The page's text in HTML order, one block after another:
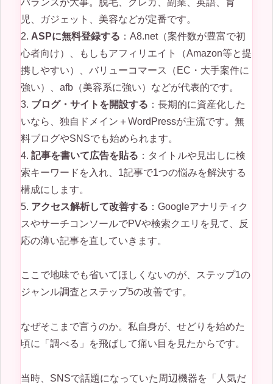
児、ガジェット、美容などが定番です。
2. ASPに無料登録する ：A8.net（案件数が豊富で初
心者向け）、もしもアフィリエイト（Amazon等と提
携しやすい）、バリューコマース（EC・大手案件に
強い）、afb（美容系に強い）などが代表的です。
3. ブログ・サイトを開設する ：長期的に資産化した
いなら、独自ドメイン＋WordPressが主流です。無
料ブログやSNSでも始められます。
4. 記事を書いて広告を貼る ：タイトルや見出しに検
索キーワードを入れ、1記事で1つの悩みを解決する
構成にします。
5. アクセス解析して改善する ：Googleアナリティク
スやサーチコンソールでPVや検索クエリを見て、反
応の薄い記事を直していきます。
ここで地味でも省いてほしくないのが、ステップ1の
ジャンル調査とステップ5の改善です。
なぜそこまで言うのか。私自身が、せどりを始めた
頃に「調べる」を飛ばして痛い目を見たからです。
当時、SNSで話題になっていた周辺機器を「人気だ